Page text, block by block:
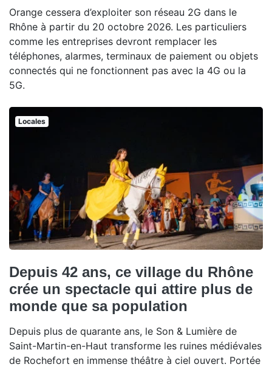
Orange cessera d’exploiter son réseau 2G dans le
Rhône à partir du 20 octobre 2026. Les particuliers
comme les entreprises devront remplacer les
téléphones, alarmes, terminaux de paiement ou objets
connectés qui ne fonctionnent pas avec la 4G ou la
5G.
Locales
Depuis 42 ans, ce village du Rhône
crée un spectacle qui attire plus de
monde que sa population
Depuis plus de quarante ans, le Son & Lumière de
Saint-Martin-en-Haut transforme les ruines médiévales
de Rochefort en immense théâtre à ciel ouvert. Portée